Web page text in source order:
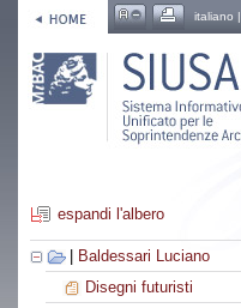
italiano |
espandi l'albero
Baldessari Luciano
Disegni futuristi